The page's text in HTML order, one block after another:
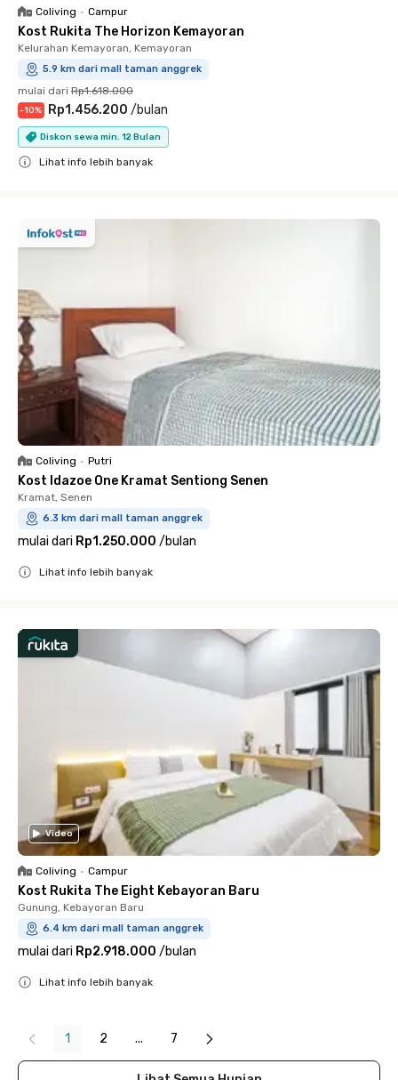
Coliving • Campur
Kost Rukita The Horizon Kemayoran
Kelurahan Kemayoran, Kemayoran
5.9 km dari mall taman anggrek
mulai dari Rp1.618.000
-10% Rp1.456.200 /bulan
Diskon sewa min. 12 Bulan
Lihat info lebih banyak
Coliving • Putri
Kost Idazoe One Kramat Sentiong Senen
Kramat, Senen
6.3 km dari mall taman anggrek
mulai dari Rp1.250.000 /bulan
Lihat info lebih banyak
Video
Coliving • Campur
Kost Rukita The Eight Kebayoran Baru
Gunung, Kebayoran Baru
6.4 km dari mall taman anggrek
mulai dari Rp2.918.000 /bulan
Lihat info lebih banyak
1 2 ... 7